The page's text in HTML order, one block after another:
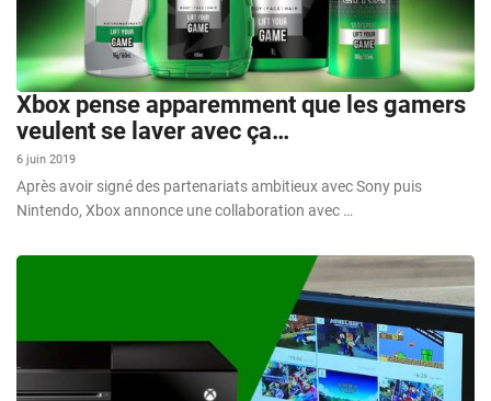
Xbox pense apparemment que les gamers
veulent se laver avec ça…
6 juin 2019
Après avoir signé des partenariats ambitieux avec Sony puis
Nintendo, Xbox annonce une collaboration avec …